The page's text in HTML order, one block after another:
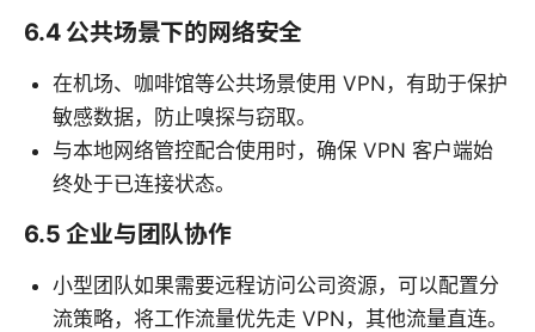
6.4 公共场景下的网络安全
在机场、咖啡馆等公共场景使用 VPN，有助于保护
敏感数据，防止嗅探与窃取。
与本地网络管控配合使用时，确保 VPN 客户端始
终处于已连接状态。
6.5 企业与团队协作
小型团队如果需要远程访问公司资源，可以配置分
流策略，将工作流量优先走 VPN，其他流量直连。